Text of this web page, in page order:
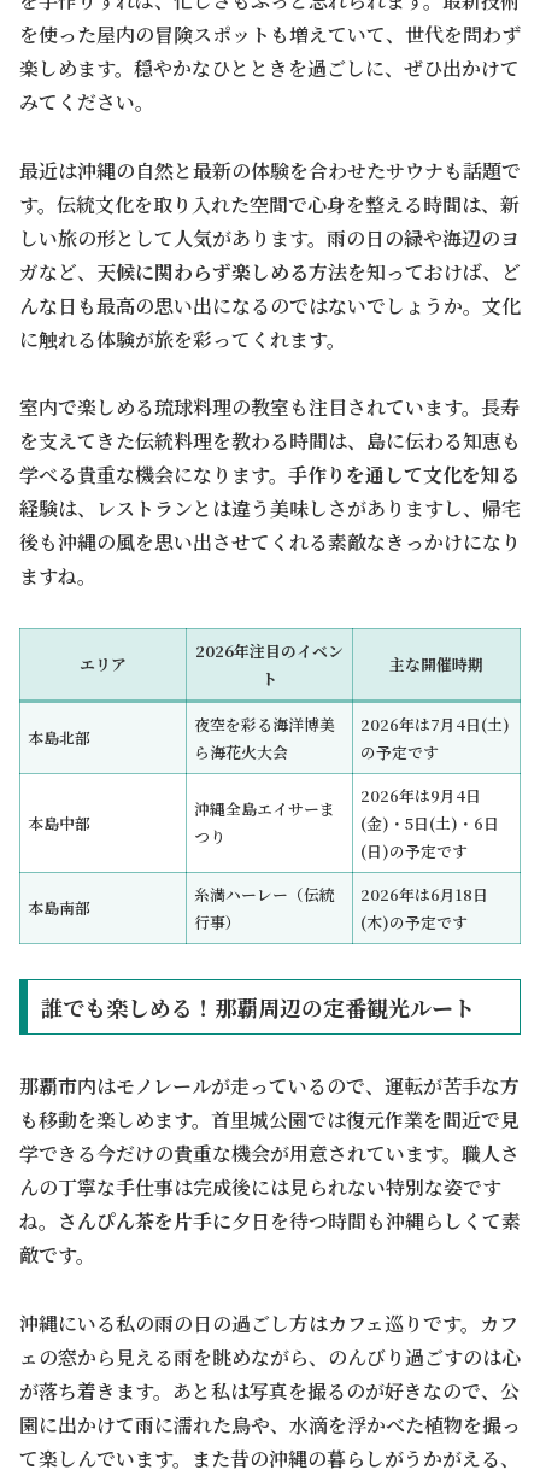
を使った屋内の冒険スポットも増えていて、世代を問わず
楽しめます。穏やかなひとときを過ごしに、ぜひ出かけて
みてください。
最近は沖縄の自然と最新の体験を合わせたサウナも話題で
す。伝統文化を取り入れた空間で心身を整える時間は、新
しい旅の形として人気があります。雨の日の緑や海辺のヨ
ガなど、 天候に関わらず楽しめる方法を知っておけば、ど
んな日も最高の思い出になるのではないでしょうか。文化
に触れる体験が旅を彩ってくれます。
室内で楽しめる琉球料理の教室も注目されています。長寿
を支えてきた伝統料理を教わる時間は、島に伝わる知恵も
学べる貴重な機会になります。 手作りを通して文化を知る
経験は、レストランとは違う美味しさがありますし、帰宅
後も沖縄の風を思い出させてくれる素敵なきっかけになり
ますね。
エリア
2026年注目のイベン
ト
主な開催時期
本島北部
夜空を彩る海洋博美
ら海花火大会
2026年は7月4日(土)
の予定です
本島中部
沖縄全島エイサーま
つり
2026年は9月4日
(金)・5日(土)・6日
(日)の予定です
本島南部
糸満ハーレー（伝統
行事）
2026年は6月18日
(木)の予定です
誰でも楽しめる！那覇周辺の定番観光ルート
那覇市内はモノレールが走っているので、運転が苦手な方
も移動を楽しめます。首里城公園では復元作業を間近で見
学できる今だけの貴重な機会が用意されています。職人さ
んの丁寧な手仕事は完成後には見られない特別な姿です
ね。 さんぴん茶を片手に夕日を待つ時間も沖縄らしくて素
敵です。
沖縄にいる私の雨の日の過ごし方はカフェ巡りです。カフ
ェの窓から見える雨を眺めながら、のんびり過ごすのは心
が落ち着きます。あと私は写真を撮るのが好きなので、公
園に出かけて雨に濡れた鳥や、水滴を浮かべた植物を撮っ
て楽しんでいます。また昔の沖縄の暮らしがうかがえる、